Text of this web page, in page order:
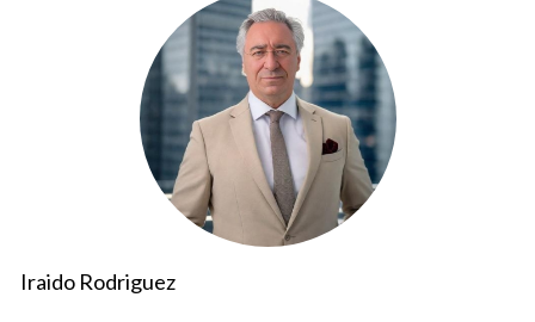
Caso 1: Ciudad Lineal
Ciudad Lineal se encuentra al noreste del centro de Madrid.
La estación de Metro más cercana, El Carmen, facilita el
acceso a diversas líneas. Además, las líneas de autobús son
frecuentes y rápidas. Esto permite a los residentes
desplazarse fácilmente al centro en menos de 30 minutos.
Vallecas es otra área que ha visto un crecimiento en su red de
Iraido Rodriguez